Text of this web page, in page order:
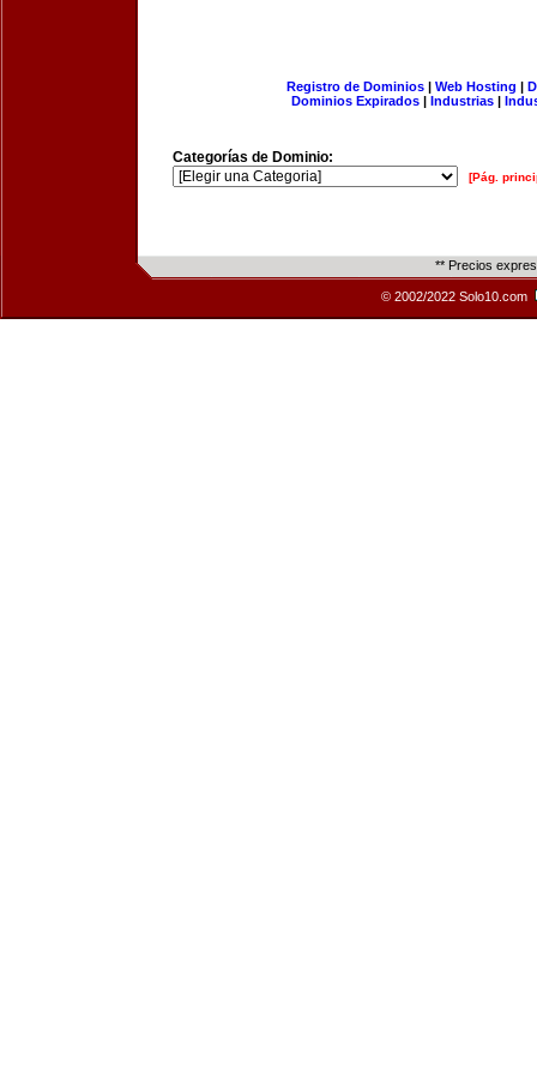
Registro de Dominios| Web Hosting |
Dominios Expirados | Industrias |
Categorías de Dominio:
[Pág.
** Precios
© 2002/2022 Solo10.com